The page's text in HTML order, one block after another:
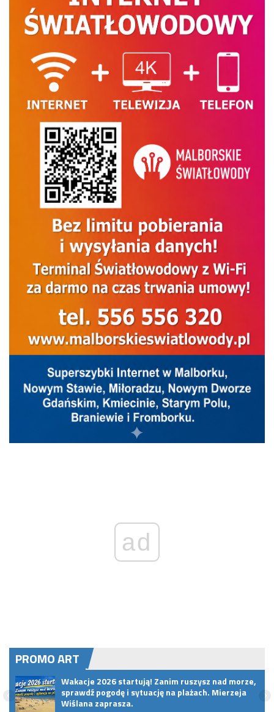
ad
PROMO ART
Wakacje 2026 startują! Zanim ruszysz nad morze,
sprawdź pogodę i sytuację na plażach. Mierzeja
Wiślana zaprasza.